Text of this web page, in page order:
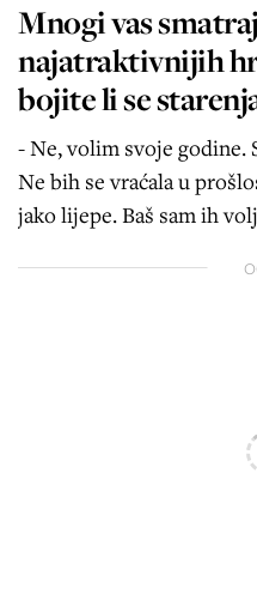
Mnogi vas
najatraktivnijih
bojite li se
- Ne, volim svoje godine.
Ne bih se vraćala u
jako lijepe. Baš sam ih